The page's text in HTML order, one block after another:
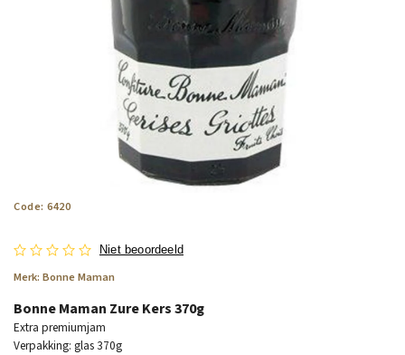
Code: 6420
Niet beoordeeld
Merk: Bonne Maman
Bonne Maman Zure Kers 370g
Extra premiumjam
Verpakking: glas 370g